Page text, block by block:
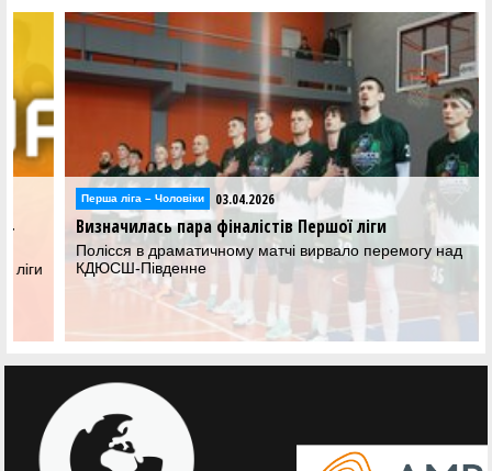
03.04.2026
Фінал восьми Першої ліги: відеотрансляція матчів 3
квітня
Дивіться трансляцію матчів вирішального етапу Першої ліги